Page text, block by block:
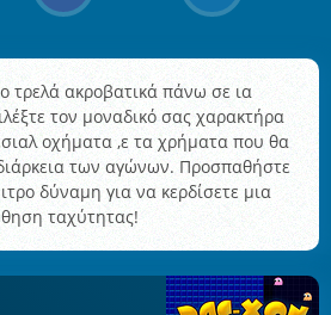
τρελά ακροβατικά πάνω σε ια
τον μοναδικό σας χαρακτήρα
οχήματα ,ε τα χρήματα που θα
των αγώνων. Προσπαθήστε
δύναμη για να κερδίσετε μια
ταχύτητας!